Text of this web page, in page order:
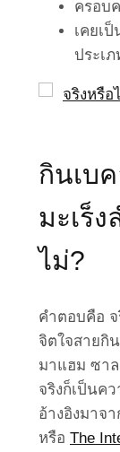
ครอบ
เคยเ
ประเภ
กินเบ
มะเร็
ไม่?
คำตอบคือ
จิตใจสายกิ
มาแฮม ซา
จริงก็เป็นค
อ้างอิงมาจ
หรือ The